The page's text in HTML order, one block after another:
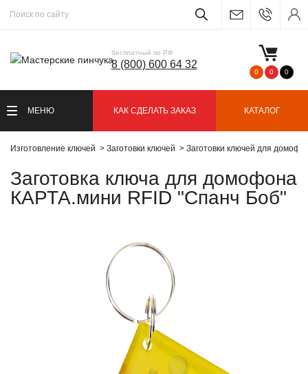
бесплатный по РФ
8 (800) 600 64 32
0 0 0
МЕНЮ КАК СДЕЛАТЬ ЗАКАЗ КАТАЛОГ
Изготовление ключей Заготовки ключей Заготовки ключей для
Заготовка ключа для домофона
КАРТА.мини RFID "Спанч Боб"